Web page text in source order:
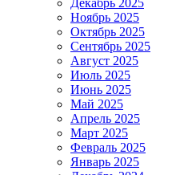
Декабрь 2025
Ноябрь 2025
Октябрь 2025
Сентябрь 2025
Август 2025
Июль 2025
Июнь 2025
Май 2025
Апрель 2025
Март 2025
Февраль 2025
Январь 2025